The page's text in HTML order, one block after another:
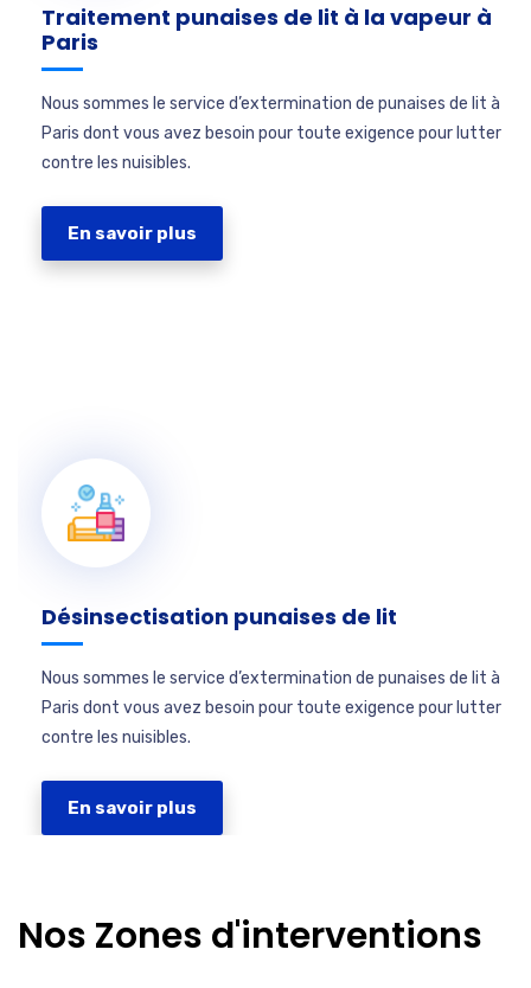
Traitement punaises de lit à la vapeur à
Paris
Nous sommes le service d’extermination de punaises de lit à
Paris dont vous avez besoin pour toute exigence pour lutter
contre les nuisibles.
En savoir plus
Désinsectisation punaises de lit
Nous sommes le service d’extermination de punaises de lit à
Paris dont vous avez besoin pour toute exigence pour lutter
contre les nuisibles.
En savoir plus
Nos Zones d'interventions